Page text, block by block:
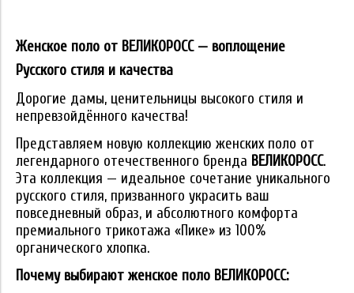
Женское поло от ВЕЛИКОРОСС — воплощение
Русского стиля и качества
Дорогие дамы, ценительницы высокого стиля и
непревзойдённого качества!
Представляем новую коллекцию женских поло от
легендарного отечественного бренда ВЕЛИКОРОСС.
Эта коллекция — идеальное сочетание уникального
русского стиля, призванного украсить ваш
повседневный образ, и абсолютного комфорта
премиального трикотажа «Пике» из 100%
органического хлопка.
Почему выбирают женское поло ВЕЛИКОРОСС: